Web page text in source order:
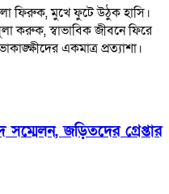
ফিরুক, মুখে ফুটে উঠুক হাসি।
করুক, স্বাভাবিক জীবনে ফিরে
একমাত্র প্রত্যাশা।
সম্মেলন, জড়িতদের গ্রেপ্তার